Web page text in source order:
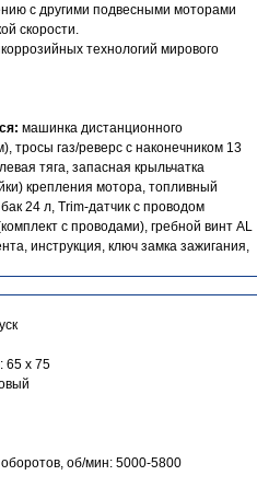
с другими подвесными моторами
скорости.
технологий мирового
машинка дистанционного
тросы газ/реверс с наконечником 13
тяга, запасная крыльчатка
крепления мотора, топливный
24 л, Trim-датчик с проводом
с проводами), гребной винт AL
инструкция, ключ замка зажигания,
65 х 75
об/мин: 5000-5800